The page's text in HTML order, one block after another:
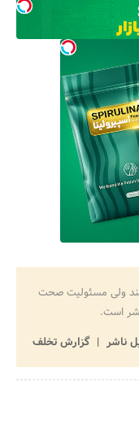
ولی مسئولیت صحت
است.
ناشر
گزارش تخلف